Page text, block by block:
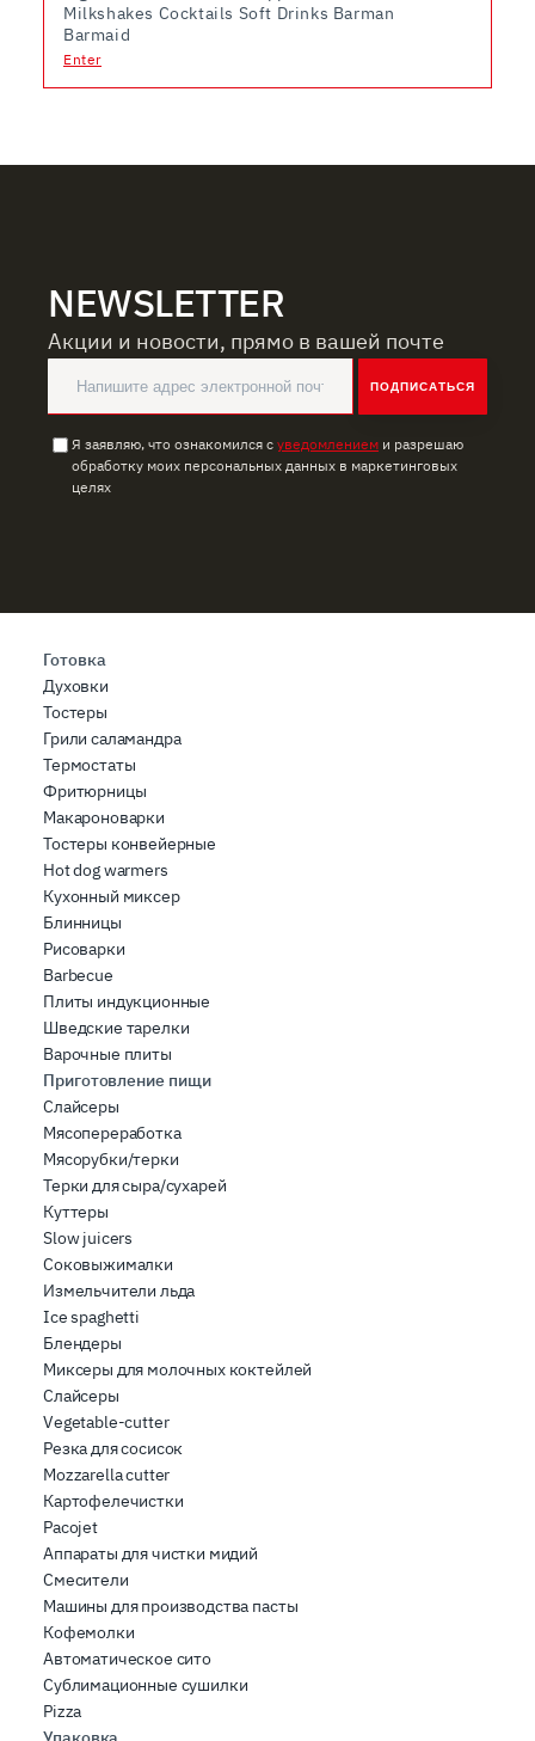
Milkshakes Cocktails Soft Drinks Barman
Barmaid
Enter
NEWSLETTER
Акции и новости, прямо в вашей почте
ПОДПИСАТЬСЯ
Я заявляю, что ознакомился с уведомлением и разрешаю
обработку моих персональных данных в маркетинговых
целях
Готовка
Духовки
Тостеры
Грили саламандра
Термостаты
Фритюрницы
Макароноварки
Тостеры конвейерные
Hot dog warmers
Кухонный миксер
Блинницы
Рисоварки
Barbecue
Плиты индукционные
Шведские тарелки
Варочные плиты
Приготовление пищи
Слайсеры
Мясопереработка
Мясорубки/терки
Терки для сыра/сухарей
Куттеры
Slow juicers
Соковыжималки
Измельчители льда
Ice spaghetti
Блендеры
Миксеры для молочных коктейлей
Слайсеры
Vegetable-cutter
Резка для сосисок
Mozzarella cutter
Картофелечистки
Pacojet
Аппараты для чистки мидий
Смесители
Машины для производства пасты
Кофемолки
Автоматическое сито
Сублимационные сушилки
Pizza